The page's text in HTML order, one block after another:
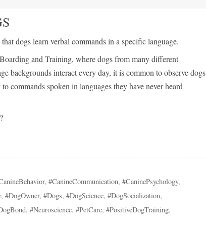
dogs learn verbal commands in a specific language.
and Training, where dogs from many different
backgrounds interact every day, it is common to observe dogs
commands spoken in languages they have never heard
,#CanineCommunication,#CaninePsychology,
, #DogOwner, #Dogs, #DogScience, #DogSocialization,
, #Neuroscience, #PetCare, #PositiveDogTraining,